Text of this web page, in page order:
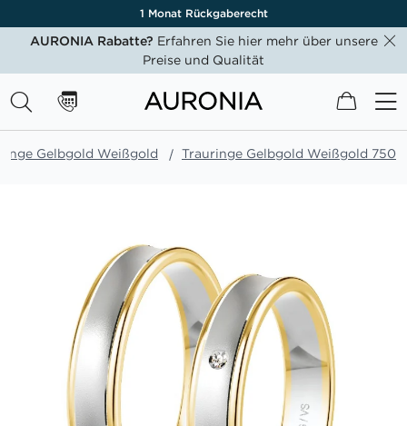
1 Monat Rückgaberecht
AURONIA Rabatte? Erfahren Sie hier mehr über unsere
Preise und Qualität
Mein
Gelbgold Weißgold Trauringe Gelbgold Weißgold 750